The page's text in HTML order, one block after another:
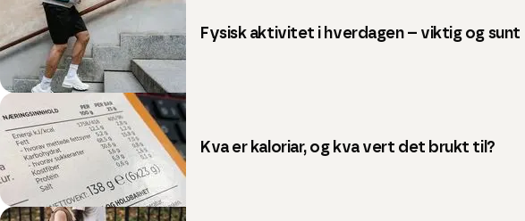
Fysisk aktivitet i hverdagen – viktig og sunt
Kva er kaloriar, og kva vert det brukt til?